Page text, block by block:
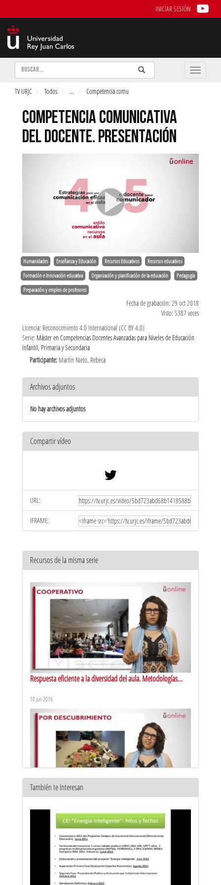
INICIAR SESIÓN
Buscar Enviar
Buscar
Toggle
TV URJC Todos ... Competencia comu
COMPETENCIA COMUNICATIVA
DEL DOCENTE. PRESENTACIÓN
Humanidades Enseñanza y Educación Recursos Educativos Recursos educativos
Formación e Innovación educativa Organización y planificación de la educación Pedagogía
Preparación y empleo de profesores
Fecha de grabación: 29 oct 2018
Visto: 5387 veces
Licencia: Reconocimiento 4.0 Internacional (CC BY 4.0)
Serie: Máster en Competencias Docentes Avanzadas para Niveles de Educación
Infantil, Primaria y Secundaria
Participante: Martín Nieto, Rebeca
Archivos adjuntos
No hay archivos adjuntos
Compartir vídeo
URL:
IFRAME:
Recursos de la misma serie
Respuesta eficiente a la diversidad del aula. Metodologías
10 jun 2016
activas de aprendizaje: aprendizaje por descubrimiento
También te interesan